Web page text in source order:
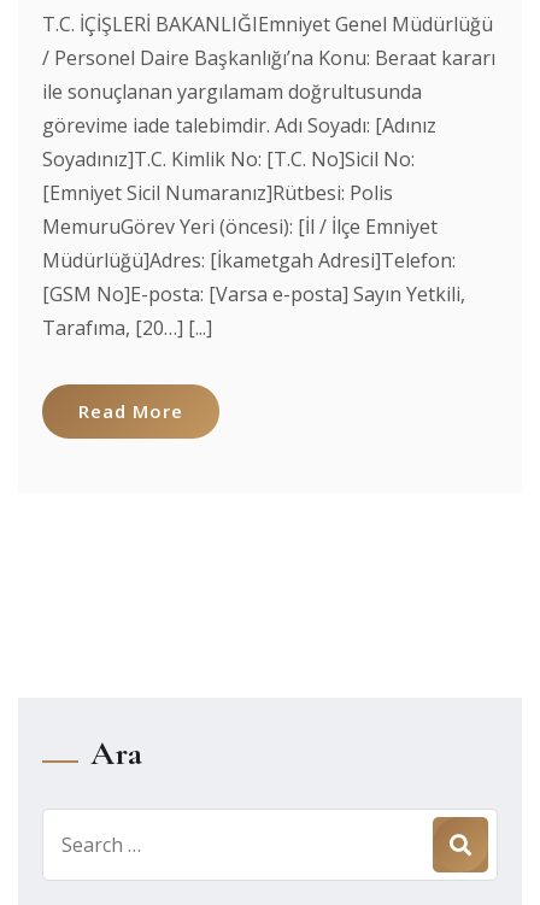
T.C. İÇİŞLERİ BAKANLIĞIEmniyet Genel Müdürlüğü
/ Personel Daire Başkanlığı’na Konu: Beraat kararı
ile sonuçlanan yargılamam doğrultusunda
görevime iade talebimdir. Adı Soyadı: [Adınız
Soyadınız]T.C. Kimlik No: [T.C. No]Sicil No:
[Emniyet Sicil Numaranız]Rütbesi: Polis
MemuruGörev Yeri (öncesi): [İl / İlçe Emniyet
Müdürlüğü]Adres: [İkametgah Adresi]Telefon:
[GSM No]E-posta: [Varsa e-posta] Sayın Yetkili,
Tarafıma, [20…] [...]
Read More
Ara
for: